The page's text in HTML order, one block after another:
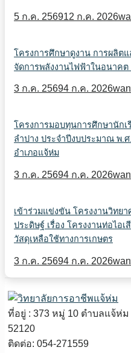
5 ก.ค. 256912 ก.ค. 2026
โครงการศึกษาดูงาน การผลิต
จัดการพลังงานไฟฟ้าในอนาคต
3 ก.ค. 25694 ก.ค. 2026
โครงการมอบทุนการศึกษานัก
ลำปาง ประจำปีงบประมาณ พ.
อำเภอแจ้ห่ม
3 ก.ค. 25694 ก.ค. 2026
เข้าร่วมแข่งขัน โครงงานวิทย
ประดิษฐ์ เรื่อง โครงงานท่อไอ
วัสดุเหลือใช้ทางการเกษตร
3 ก.ค. 25694 ก.ค. 2026
ที่อยู่ : 373 หมู่ 10 ตำบลแจ้ห่
52120
ติดต่อ: 054-271559